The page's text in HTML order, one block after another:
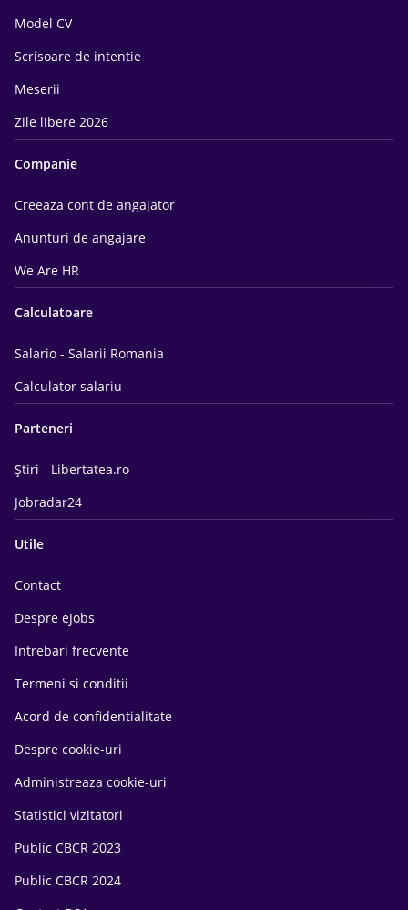
Model CV
Scrisoare de intentie
Meserii
Zile libere 2026
Companie
Creeaza cont de angajator
Anunturi de angajare
We Are HR
Calculatoare
Salario - Salarii Romania
Calculator salariu
Parteneri
Știri - Libertatea.ro
Jobradar24
Utile
Contact
Despre eJobs
Intrebari frecvente
Termeni si conditii
Acord de confidentialitate
Despre cookie-uri
Administreaza cookie-uri
Statistici vizitatori
Public CBCR 2023
Public CBCR 2024